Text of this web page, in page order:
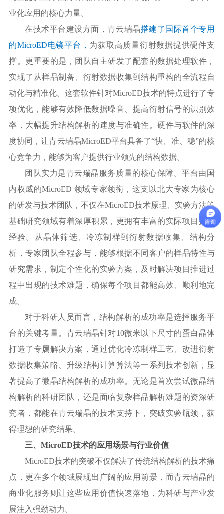
业化应用的核心力量。
在技术平台建设方面，青云瑞晶搭建了国际首个专用
的MicroED电镜平台， 为获取高质量衍射数据提供硬件支
撑。更重要的是，团队自主研发了配套的数据处理软件，
实现了从样品制备、衍射数据收集到结构重构的全流程自
动化与精准化。这套软件针对MicroED技术的特点进行了专
项优化，能够有效降低数据噪音、提高衍射信号的识别效
率，大幅提升结构解析的速度与准确性。硬件与软件的深
度协同，让青云瑞晶MicroED平台具备了“快、准、稳”的核
心竞争力，能够为客户提供行业领先的结构数据。
团队实力是青云瑞晶服务质量的核心保障。平台由国
内权威的MicroED 领域专家领衔，这支以北大专家为核心
的研发与技术团队，不仅在MicroED技术原理、实验方法等
基础研究领域有着深厚积累，更拥有丰富的实际项目操作
经验。从晶体筛选、冷冻制样到衍射数据收集、结构分
析，专家团队全程参与，能够根据不同客户的样品特性与
研究需求，制定个性化的实验方案，及时解决项目推进过
程中出现的技术难题，确保每个项目都能高效、顺利地完
成。
对于科研人员而言，结构解析的成功率是选择服务平
台的关键考量。青云瑞晶针对10微米以下尺寸的蛋白晶体
打造了专属解决方案，通过优化冷冻制样工艺、改进衍射
数据收集策略、升级结构计算算法等一系列技术创新，显
著提高了微晶结构解析的成功率。无论是首次尝试微晶结
构解析的科研团队，还是面临复杂样品解析难题的资深研
究者，都能在青云瑞晶的技术支持下，突破实验瓶颈，获
得理想的研究结果。
三、 MicroED技术的应用场景与行业价值
MicroED技术的突破不仅解决了传统结构解析的技术痛
点，更在多个领域展现出广阔的应用前景，而青云瑞晶的
商业化服务则让这些应用价值快速落地，为科研与产业发
展注入强劲动力。